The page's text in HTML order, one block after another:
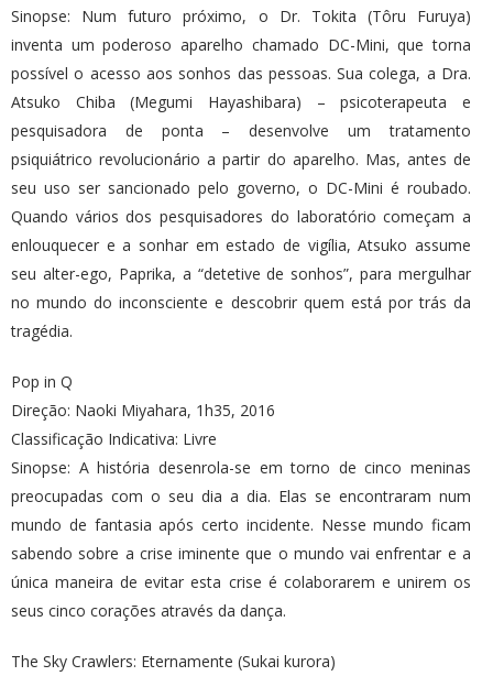
Sinopse: Num futuro próximo, o Dr. Tokita (Tôru Furuya)
inventa um poderoso aparelho chamado DC-Mini, que torna
possível o acesso aos sonhos das pessoas. Sua colega, a Dra.
Atsuko Chiba (Megumi Hayashibara) – psicoterapeuta e
pesquisadora de ponta – desenvolve um tratamento
psiquiátrico revolucionário a partir do aparelho. Mas, antes de
seu uso ser sancionado pelo governo, o DC-Mini é roubado.
Quando vários dos pesquisadores do laboratório começam a
enlouquecer e a sonhar em estado de vigília, Atsuko assume
seu alter-ego, Paprika, a “detetive de sonhos”, para mergulhar
no mundo do inconsciente e descobrir quem está por trás da
tragédia.
Pop in Q
Direção: Naoki Miyahara, 1h35, 2016
Classificação Indicativa: Livre
Sinopse: A história desenrola-se em torno de cinco meninas
preocupadas com o seu dia a dia. Elas se encontraram num
mundo de fantasia após certo incidente. Nesse mundo ficam
sabendo sobre a crise iminente que o mundo vai enfrentar e a
única maneira de evitar esta crise é colaborarem e unirem os
seus cinco corações através da dança.
The Sky Crawlers: Eternamente (Sukai kurora)